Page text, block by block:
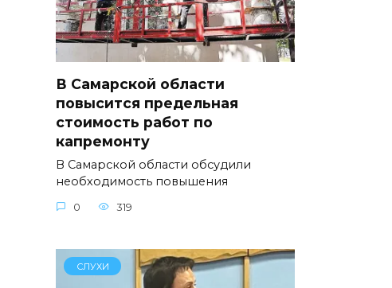
В Самарской области
повысится предельная
стоимость работ по
капремонту
В Самарской области обсудили
необходимость повышения
0 319
СЛУХИ